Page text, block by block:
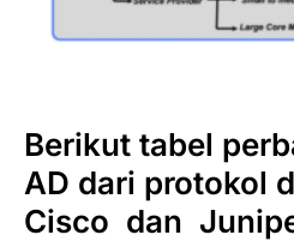
Berikut tabel
AD dari protokol
Cisco dan